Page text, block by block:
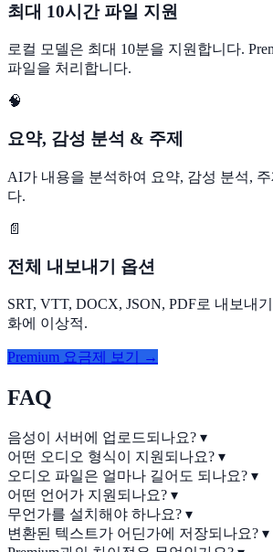
최대 10시간 파일 지원
로컬 모델은 최대 10분을 지원합니다.
파일을 처리합니다.
🧠
요약, 감성 분석 & 주제
AI가 내용을 분석하여 요약, 감성 분석,
다.
📄
전체 내보내기 옵션
SRT, VTT, DOCX, JSON, PDF로 내보내
화에 이상적.
Premium 요금제 보기 →
FAQ
음성이 서버에 업로드되나요? ▾
어떤 오디오 형식이 지원되나요? ▾
오디오 파일은 얼마나 길어도 되나요? ▾
어떤 언어가 지원되나요? ▾
무언가를 설치해야 하나요? ▾
변환된 텍스트가 어딘가에 저장되나요? ▾